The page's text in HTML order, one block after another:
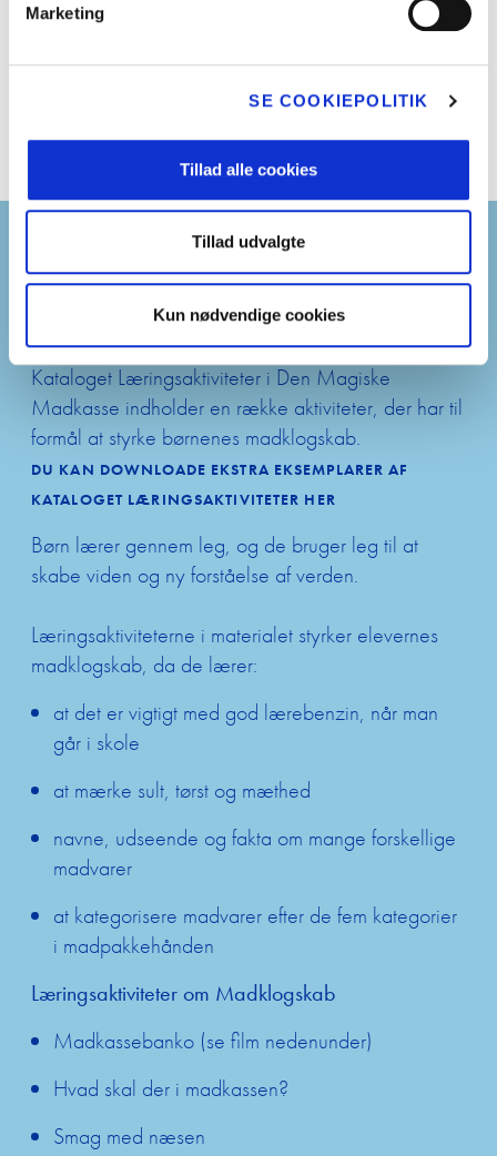
Marketing
SE COOKIEPOLITIK
Tillad alle cookies
Tillad udvalgte
Kun nødvendige cookies
Slip
Årets
Seminar:
Det er en god ide at inddrage forældrene i arbejdet
med Den Magiske Madkasse . Opfordr dine elever
til at fortælle om Supergnaskerne derhjemme - og til
at tale om, hvad de kan lide og gerne vil have med
Læringsaktiviteter om
Madklogskab
Kataloget Læringsaktiviteter i Den Magiske
Madkasse indholder en række aktiviteter, der har til
formål at styrke børnenes madklogskab.
DU KAN DOWNLOADE EKSTRA EKSEMPLARER AF
KATALOGET LÆRINGSAKTIVITETER HER
Børn lærer gennem leg, og de bruger leg til at
skabe viden og ny forståelse af verden.
Læringsaktiviteterne i materialet styrker elevernes
madklogskab, da de lærer:
at det er vigtigt med god lærebenzin, når man
går i skole
at mærke sult, tørst og mæthed
navne, udseende og fakta om mange forskellige
madvarer
at kategorisere madvarer efter de fem kategorier
i madpakkehånden
Læringsaktiviteter om Madklogskab
Madkassebanko (se film nedenunder)
Hvad skal der i madkassen?
Smag med næsen